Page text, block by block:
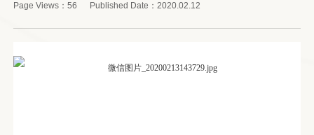
Page Views：56 Published Date：2020.02.12